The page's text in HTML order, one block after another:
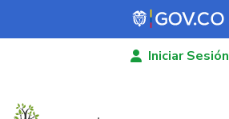
Pasar al contenido principal
Iniciar Sesión